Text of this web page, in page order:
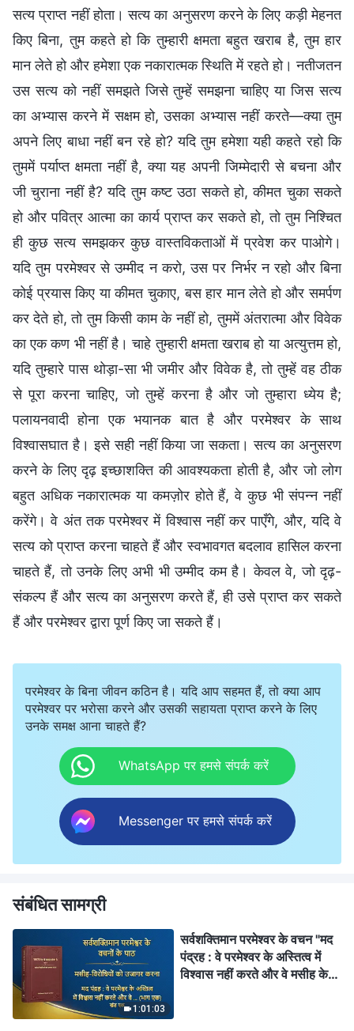
सत्य प्राप्त नहीं होता। सत्य का अनुसरण करने के लिए कड़ी मेहनत
किए बिना, तुम कहते हो कि तुम्हारी क्षमता बहुत खराब है, तुम हार
मान लेते हो और हमेशा एक नकारात्मक स्थिति में रहते हो। नतीजतन
उस सत्य को नहीं समझते जिसे तुम्हें समझना चाहिए या जिस सत्य
का अभ्यास करने में सक्षम हो, उसका अभ्यास नहीं करते—क्या तुम
अपने लिए बाधा नहीं बन रहे हो? यदि तुम हमेशा यही कहते रहो कि
तुममें पर्याप्त क्षमता नहीं है, क्या यह अपनी जिम्मेदारी से बचना और
जी चुराना नहीं है? यदि तुम कष्ट उठा सकते हो, कीमत चुका सकते
हो और पवित्र आत्मा का कार्य प्राप्त कर सकते हो, तो तुम निश्चित
ही कुछ सत्य समझकर कुछ वास्तविकताओं में प्रवेश कर पाओगे।
यदि तुम परमेश्वर से उम्मीद न करो, उस पर निर्भर न रहो और बिना
कोई प्रयास किए या कीमत चुकाए, बस हार मान लेते हो और समर्पण
कर देते हो, तो तुम किसी काम के नहीं हो, तुममें अंतरात्मा और विवेक
का एक कण भी नहीं है। चाहे तुम्हारी क्षमता खराब हो या अत्युत्तम हो,
यदि तुम्हारे पास थोड़ा-सा भी जमीर और विवेक है, तो तुम्हें वह ठीक
से पूरा करना चाहिए, जो तुम्हें करना है और जो तुम्हारा ध्येय है;
पलायनवादी होना एक भयानक बात है और परमेश्वर के साथ
विश्वासघात है। इसे सही नहीं किया जा सकता। सत्य का अनुसरण
करने के लिए दृढ़ इच्छाशक्ति की आवश्यकता होती है, और जो लोग
बहुत अधिक नकारात्मक या कमज़ोर होते हैं, वे कुछ भी संपन्न नहीं
करेंगे। वे अंत तक परमेश्वर में विश्वास नहीं कर पाएँगे, और, यदि वे
सत्य को प्राप्त करना चाहते हैं और स्वभावगत बदलाव हासिल करना
चाहते हैं, तो उनके लिए अभी भी उम्मीद कम है। केवल वे, जो दृढ़-
संकल्प हैं और सत्य का अनुसरण करते हैं, ही उसे प्राप्त कर सकते
हैं और परमेश्वर द्वारा पूर्ण किए जा सकते हैं।
परमेश्वर के बिना जीवन कठिन है। यदि आप सहमत हैं, तो क्या आप
परमेश्वर पर भरोसा करने और उसकी सहायता प्राप्त करने के लिए
उनके समक्ष आना चाहते हैं?
WhatsApp पर हमसे संपर्क करें
Messenger पर हमसे संपर्क करें
संबंधित सामग्री
1:01:03
सर्वशक्तिमान परमेश्वर के वचन "मद
पंद्रह : वे परमेश्वर के अस्तित्व में
विश्वास नहीं करते और वे मसीह के